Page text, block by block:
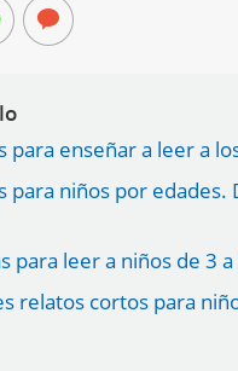
para enseñar a leer a
para niños por edades.
para leer a niños de 3 a
relatos cortos para